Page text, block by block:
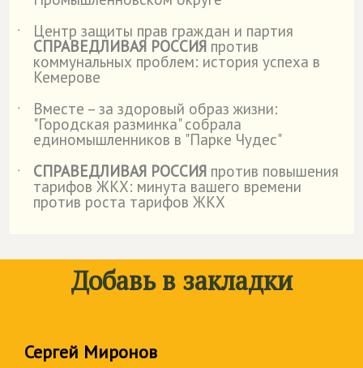
˙
Центр защиты прав граждан и партия
СПРАВЕДЛИВАЯ РОССИЯ против
коммунальных проблем: история успеха в
Кемерове
˙
Вместе – за здоровый образ жизни:
"Городская разминка" собрала
единомышленников в "Парке Чудес"
˙
СПРАВЕДЛИВАЯ РОССИЯ против повышения
тарифов ЖКХ: минута вашего времени
против роста тарифов ЖКХ
Добавь в закладки
Сергей Миронов